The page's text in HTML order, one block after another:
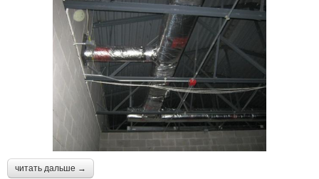
читать дальше →